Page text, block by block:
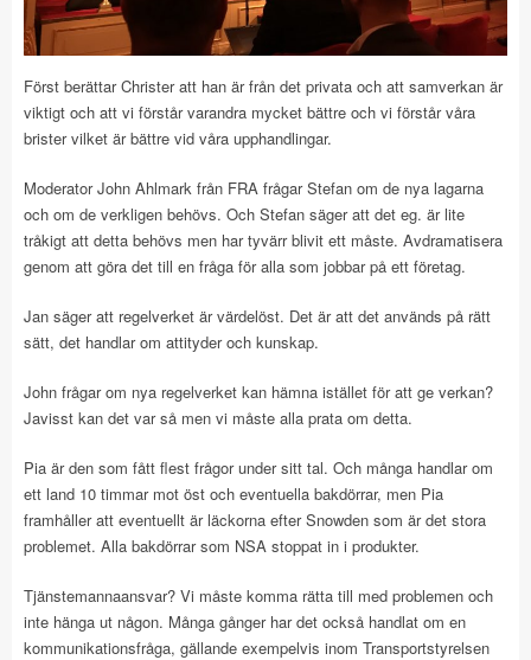
Först berättar Christer att han är från det privata och att samverkan är
viktigt och att vi förstår varandra mycket bättre och vi förstår våra
brister vilket är bättre vid våra upphandlingar.
Moderator John Ahlmark från FRA frågar Stefan om de nya lagarna
och om de verkligen behövs. Och Stefan säger att det eg. är lite
tråkigt att detta behövs men har tyvärr blivit ett måste. Avdramatisera
genom att göra det till en fråga för alla som jobbar på ett företag.
Jan säger att regelverket är värdelöst. Det är att det används på rätt
sätt, det handlar om attityder och kunskap.
John frågar om nya regelverket kan hämna istället för att ge verkan?
Javisst kan det var så men vi måste alla prata om detta.
Pia är den som fått flest frågor under sitt tal. Och många handlar om
ett land 10 timmar mot öst och eventuella bakdörrar, men Pia
framhåller att eventuellt är läckorna efter Snowden som är det stora
problemet. Alla bakdörrar som NSA stoppat in i produkter.
Tjänstemannaansvar? Vi måste komma rätta till med problemen och
inte hänga ut någon. Många gånger har det också handlat om en
kommunikationsfråga, gällande exempelvis inom Transportstyrelsen